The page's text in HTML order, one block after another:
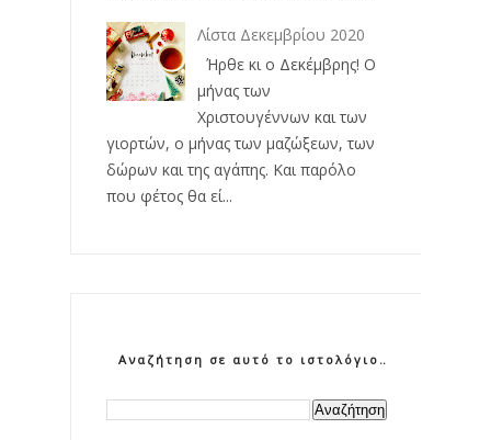
Λίστα Δεκεμβρίου 2020
Ήρθε κι ο Δεκέμβρης! Ο
μήνας των
Χριστουγέννων και των
γιορτών, ο μήνας των μαζώξεων, των
δώρων και της αγάπης. Και παρόλο
που φέτος θα εί...
Αναζήτηση σε αυτό το ιστολόγιο